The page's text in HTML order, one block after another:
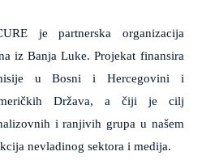
je partnerska organizacija
iz Banja Luke. Projekat finansira
u Bosni i Hercegovini i
Država, a čiji je cilj
i ranjivih grupa u našem
nevladinog sektora i medija.